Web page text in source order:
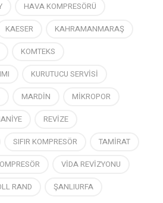
HAVA KOMPRESÖRÜ
KAESER
KAHRAMANMARAŞ
KOMTEKS
KURUTUCU SERVİSİ
MARDİN
MİKROPOR
REVİZE
SIFIR KOMPRESÖR
TAMİRAT
VİDA REVİZYONU
RAND ŞANLIURFA